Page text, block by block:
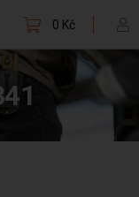
0 Kč